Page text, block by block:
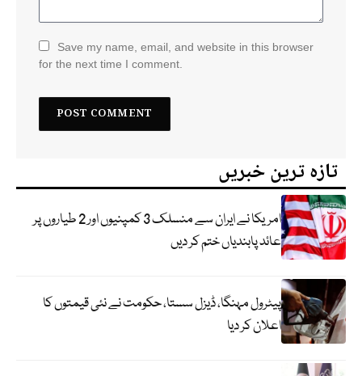
Save my name, email, and website in this browser
for the next time I comment.
تازہ ترین خبریں
امریکا نے ایران سے منسلک 3 کمپنیوں اور 2 طیاروں پر
عائد پابندیاں ختم کر دیں
پیٹرول مہنگا، ڈیزل سستا، حکومت نے نئی قیمتوں کا
اعلان کر دیا